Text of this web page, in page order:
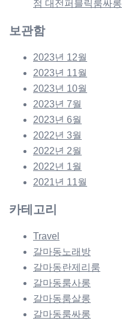
점 대전퍼블릭룸싸롱
보관함
2023년 12월
2023년 11월
2023년 10월
2023년 7월
2023년 6월
2022년 3월
2022년 2월
2022년 1월
2021년 11월
카테고리
Travel
갈마동노래방
갈마동란제리룸
갈마동룸사롱
갈마동룸살롱
갈마동룸싸롱